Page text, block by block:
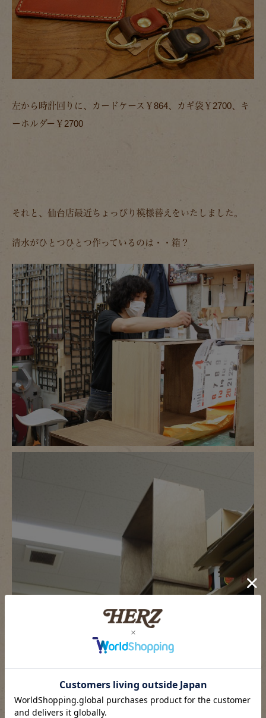
左から時計回りに、カードケース￥864、カギ袋￥2700、キ
ーホルダー￥2700
それと、仙台店最近ちょっぴり模様替えをいたしました。
清水がひとつひとつ作っているのは・・箱？